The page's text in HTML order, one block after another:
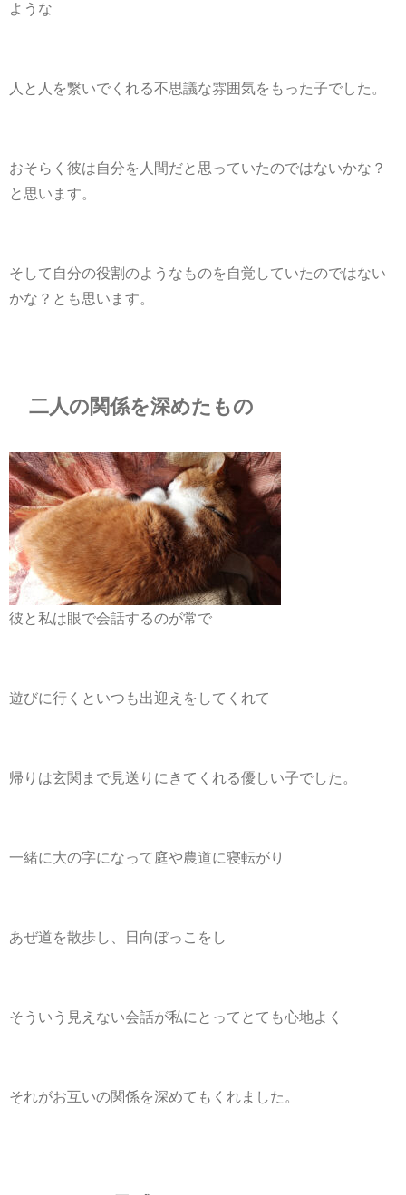
ような
人と人を繋いでくれる不思議な雰囲気をもった子でした。
おそらく彼は自分を人間だと思っていたのではないかな？
と思います。
そして自分の役割のようなものを自覚していたのではない
かな？とも思います。
二人の関係を深めたもの
彼と私は眼で会話するのが常で
遊びに行くといつも出迎えをしてくれて
帰りは玄関まで見送りにきてくれる優しい子でした。
一緒に大の字になって庭や農道に寝転がり
あぜ道を散歩し、日向ぼっこをし
そういう見えない会話が私にとってとても心地よく
それがお互いの関係を深めてもくれました。